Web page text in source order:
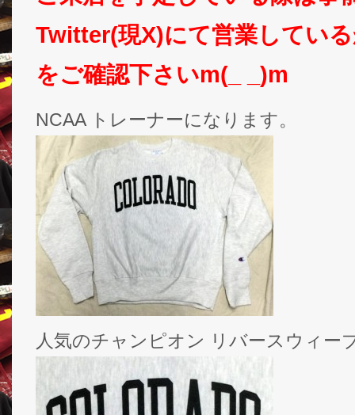
Twitter(現X)にて営業してい
をご確認下さいm(_ _)m
NCAA トレーナーになります。
人気のチャンピオン リバースウィー